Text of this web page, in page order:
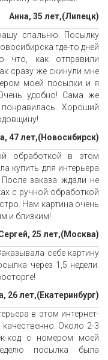
Анна, 35 лет,(Липецк)
спальню. Посылку
где-то дней
что, как отправили
сразу же скинули мне
моей посылки и я
удобно! Сама же
Хороший
47 лет,(Новосибирск)
обработкой в этом
купить для интерьера
заказа ждали не
с ручной обработкой
Нам картина очень
и близким!
25 лет,(Москва)
себе картину
через 1,5 недели.
26 лет,(Екатеринбург)
в этом интернет-
Около 2-3
код с номером моей
посылка была